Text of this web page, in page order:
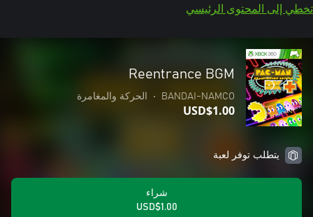
تخطي إلى المحتوى الرئيسي
Reentrance BGM
BANDAI-NAMCO
• الحركة والمغامرة
USD$1.00
يتطلب توفر لعبة
شراء
USD$1.00